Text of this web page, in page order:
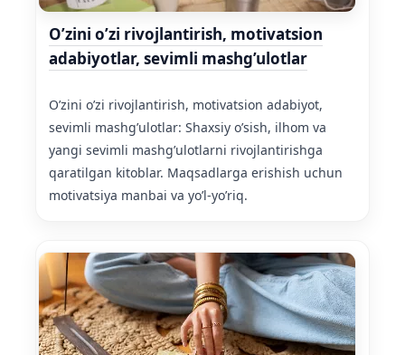
O’zini o’zi rivojlantirish, motivatsion
adabiyotlar, sevimli mashg’ulotlar
O’zini o’zi rivojlantirish, motivatsion adabiyot,
sevimli mashg’ulotlar: Shaxsiy o’sish, ilhom va
yangi sevimli mashg’ulotlarni rivojlantirishga
qaratilgan kitoblar. Maqsadlarga erishish uchun
motivatsiya manbai va yo’l-yo’riq.